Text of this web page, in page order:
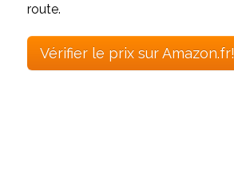
route.
Vérifier le prix sur Amazon.fr!